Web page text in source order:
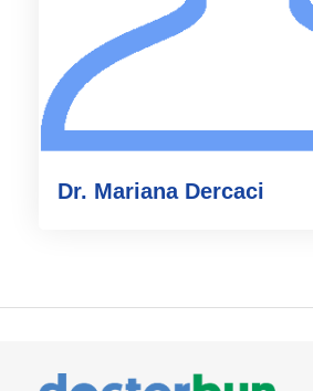
Dr. Mariana Dercaci